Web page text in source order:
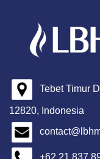
Tebet Timur
12820, Indonesia
+62 21 837